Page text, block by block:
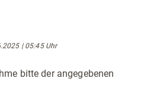
| 05:45 Uhr
bitte der angegebenen